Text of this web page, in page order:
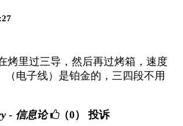
烤里过三导，然后再过烤箱，速度
子线）是铂金的，三四段不用
- 信息论 （0） 投诉